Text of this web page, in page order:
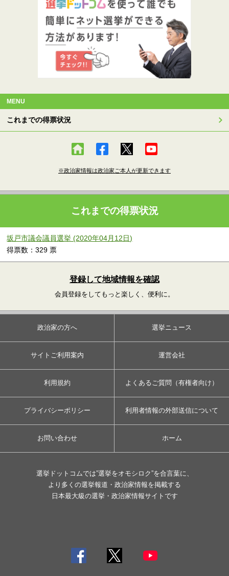
MENU
これまでの得票状況
※政治家情報は政治家ご本人が更新できます
これまでの得票状況
坂戸市議会議員選挙 (2020年04月12日)
得票数：329 票
登録して地域情報を確認
会員登録をしてもっと楽しく、便利に。
政治家の方へ 選挙ニュース
サイトご利用案内 運営会社
利用規約 よくあるご質問（有権者向け）
プライバシーポリシー 利用者情報の外部送信について
お問い合わせ ホーム
選挙ドットコムでは”選挙をオモシロク”を合言葉に、
より多くの選挙報道・政治家情報を掲載する
日本最大級の選挙・政治家情報サイトです